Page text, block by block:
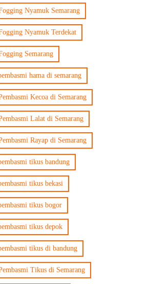
Nyamuk Semarang
Nyamuk Terdekat
Semarang
hama di semarang
Kecoa di Semarang
Lalat di Semarang
Rayap di Semarang
tikus bandung
tikus bekasi
tikus bogor
tikus depok
tikus di bandung
Tikus di Semarang